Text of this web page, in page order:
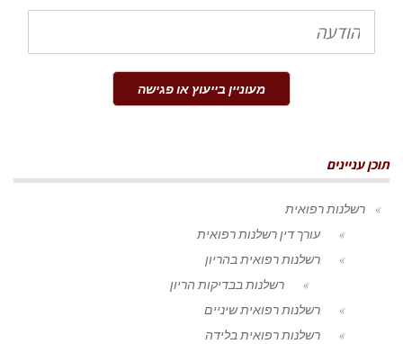
הודעה
מעוניין בייעוץ או פגישה
תוכן עניינים
רשלנות רפואית
עורך דין רשלנות רפואית
רשלנות רפואית בהריון
רשלנות בבדיקות הריון
רשלנות רפואית שיניים
רשלנות רפואית בלידה